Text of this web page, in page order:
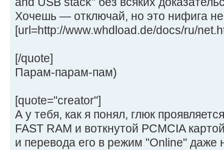
Хочешь — отключай, но это нифига
[url=http://www.whdload.de/docs/ru/
[/quote]
Парам-парам-пам)
[quote="creator"]
А у тебя, как я понял, глюк
FAST RAM и воткнутой PCMCIA
и перевода его в режим "Online" даже